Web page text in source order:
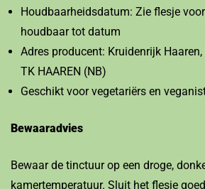
Houdbaarheidsdatum: Zie flesje
houdbaar tot datum
Adres producent: Kruidenrijk
TK HAAREN (NB)
Geschikt voor vegetariërs en
Bewaaradvies
Bewaar de tinctuur op een droge,
kamertemperatuur. Sluit het flesje